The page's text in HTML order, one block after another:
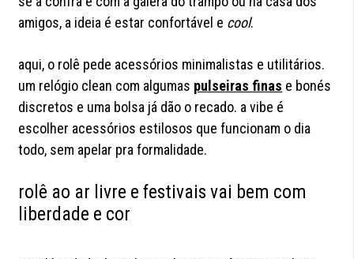
amigos, a ideia é estar confortável e cool.
aqui, o rolê pede acessórios minimalistas e utilitários.
um relógio clean com algumas pulseiras finas e bonés
discretos e uma bolsa já dão o recado. a vibe é
escolher acessórios estilosos que funcionam o dia
todo, sem apelar pra formalidade.
rolê ao ar livre e festivais vai bem com
liberdade e cor